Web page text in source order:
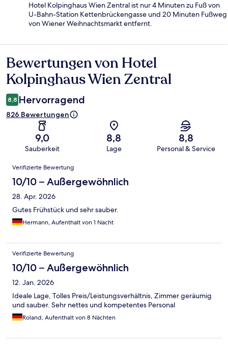
Hotel Kolpinghaus Wien Zentral ist nur 4 Minuten zu Fuß von
U-Bahn-Station Kettenbrückengasse und 20 Minuten Fußweg
von Wiener Weihnachtsmarkt entfernt.
Bewertungen
Bewertungen von Hotel
Kolpinghaus Wien Zentral
8,8 Hervorragend
826 Bewertungen
9,0
Sauberkeit
8,8
Lage
8,8
Personal & Service
Bewertungen
Verifizierte Bewertung
10/10 – Außergewöhnlich
28. Apr. 2026
Gutes Frühstück und sehr sauber.
Hermann, Aufenthalt von 1 Nacht
Verifizierte Bewertung
10/10 – Außergewöhnlich
12. Jan. 2026
Ideale Lage, Tolles Preis/Leistungsverhältnis, Zimmer geräumig
und sauber. Sehr nettes und kompetentes Personal
Roland, Aufenthalt von 8 Nächten